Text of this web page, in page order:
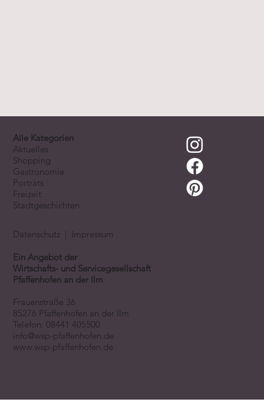
Ein Angebot der
Wirtschafts- und Servicegesellschaft
Pfaffenhofen an der Ilm
Frauenstraße 36
85276 Pfaffenhofen an der Ilm
Telefon:08441 405500
info@wsp-pfaffenhofen.de
www.wsp-pfaffenhofen.de
Alle Kategorien
Aktuelles
Shopping
Gastronomie
Porträts
Freizeit
Stadtgeschichten
Datenschutz | Impressum